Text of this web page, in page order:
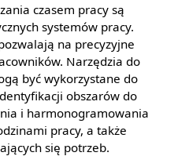
czasem pracy są
systemów pracy.
na precyzyjne
Narzędzia do
być wykorzystane do
obszarów do
i harmonogramowania
pracy, a także
się potrzeb.